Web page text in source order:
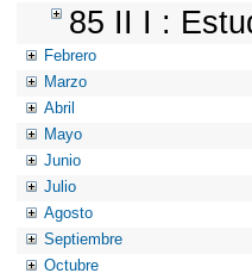
85 II I :
Febrero
Marzo
Abril
Mayo
Junio
Julio
Agosto
Septiembre
Octubre